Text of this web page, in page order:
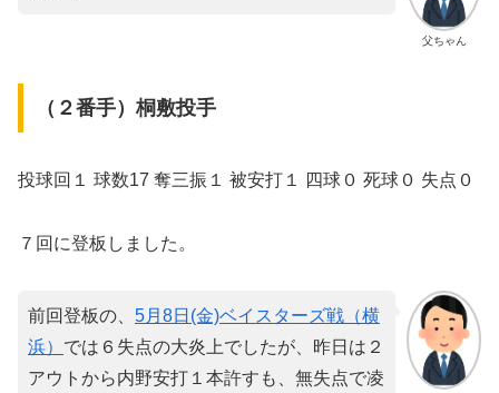
父ちゃん
（２番手）桐敷投手
投球回１ 球数17 奪三振１ 被安打１ 四球０ 死球０ 失点０
７回に登板しました。
前回登板の、 5月8日(金)ベイスターズ戦（横
浜） では６失点の大炎上でしたが、昨日は２
アウトから内野安打１本許すも、無失点で凌